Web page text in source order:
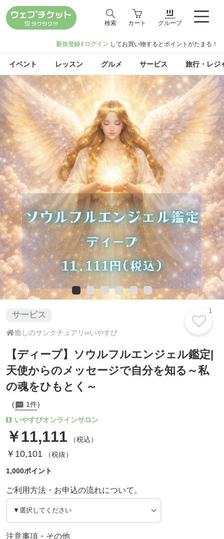
検索 カート グループ
新規登録 / ログイン してお買い物するとポイントがたまる！
イベント レッスン グルメ サービス 旅行・レジ
サービス
癒しのサンクチュアリ∞いやすぴ
【ディープ】ソウルフルエンジェル鑑定|
天使からのメッセージで自分を知る～私
の魂をひもとく～
1件
いやすぴオンラインサロン
￥11,111 （税込）
￥10,101 （税抜）
1,000ポイント
ご利用方法・お申込の流れについて。
注意事項・その他
1